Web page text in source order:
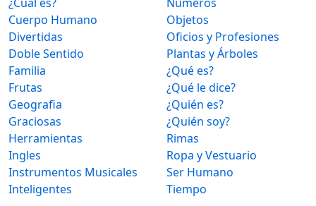
Cuerpo Humano
Divertidas
Doble Sentido
Familia
Frutas
Geografia
Graciosas
Herramientas
Ingles
Instrumentos Musicales
Inteligentes
Objetos
Oficios y Profesiones
Plantas y Árboles
¿Qué es?
¿Qué le dice?
¿Quién es?
¿Quién soy?
Rimas
Ropa y Vestuario
Ser Humano
Tiempo